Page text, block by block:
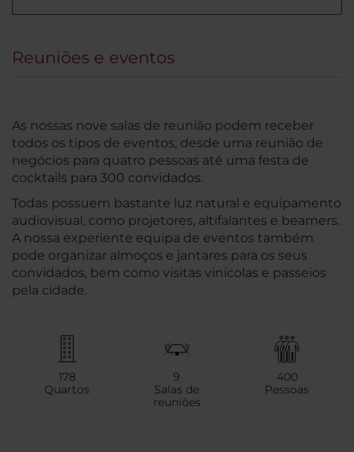
Reuniões e eventos
As nossas nove salas de reunião podem receber
todos os tipos de eventos, desde uma reunião de
negócios para quatro pessoas até uma festa de
cocktails para 300 convidados.
Todas possuem bastante luz natural e equipamento
audiovisual, como projetores, altifalantes e beamers.
A nossa experiente equipa de eventos também
pode organizar almoços e jantares para os seus
convidados, bem como visitas vinícolas e passeios
pela cidade.
178
Quartos
9
Salas de
reuniões
400
Pessoas